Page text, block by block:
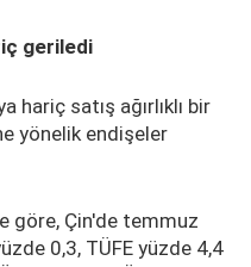
geriledi
hariç satış ağırlıklı bir
yönelik endişeler
göre, Çin'de temmuz
0,3, TÜFE yüzde 4,4